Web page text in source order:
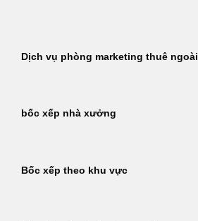
dungDịch vụ phòng marketing thuê ngoài
bốc xếp nhà xưởng
Bốc xếp theo khu vực